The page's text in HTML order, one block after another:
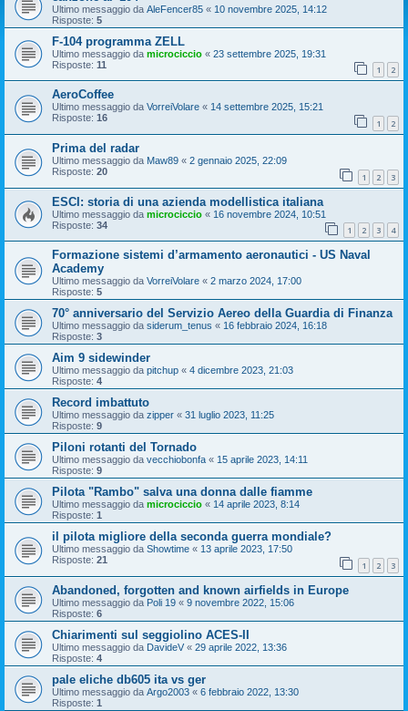
Ultimo messaggio da AleFencer85 « 10 novembre 2025, 14:12
Risposte: 5
F-104 programma ZELL
Ultimo messaggio da microciccio « 23 settembre 2025, 19:31
Risposte: 11 1 2
AeroCoffee
Ultimo messaggio da VorreiVolare « 14 settembre 2025, 15:21
Risposte: 16 1 2
Prima del radar
Ultimo messaggio da Maw89 « 2 gennaio 2025, 22:09
Risposte: 20 1 2 3
ESCI: storia di una azienda modellistica italiana
Ultimo messaggio da microciccio « 16 novembre 2024, 10:51
Risposte: 34 1 2 3 4
Formazione sistemi d’armamento aeronautici - US Naval
Academy
Ultimo messaggio da VorreiVolare « 2 marzo 2024, 17:00
Risposte: 5
70° anniversario del Servizio Aereo della Guardia di Finanza
Ultimo messaggio da siderum_tenus « 16 febbraio 2024, 16:18
Risposte: 3
Aim 9 sidewinder
Ultimo messaggio da pitchup « 4 dicembre 2023, 21:03
Risposte: 4
Record imbattuto
Ultimo messaggio da zipper « 31 luglio 2023, 11:25
Risposte: 9
Piloni rotanti del Tornado
Ultimo messaggio da vecchiobonfa « 15 aprile 2023, 14:11
Risposte: 9
Pilota "Rambo" salva una donna dalle fiamme
Ultimo messaggio da microciccio « 14 aprile 2023, 8:14
Risposte: 1
il pilota migliore della seconda guerra mondiale?
Ultimo messaggio da Showtime « 13 aprile 2023, 17:50
Risposte: 21 1 2 3
Abandoned, forgotten and known airfields in Europe
Ultimo messaggio da Poli 19 « 9 novembre 2022, 15:06
Risposte: 6
Chiarimenti sul seggiolino ACES-II
Ultimo messaggio da DavideV « 29 aprile 2022, 13:36
Risposte: 4
pale eliche db605 ita vs ger
Ultimo messaggio da Argo2003 « 6 febbraio 2022, 13:30
Risposte: 1